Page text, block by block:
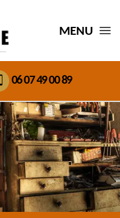
MENU
06 07 49 00 89